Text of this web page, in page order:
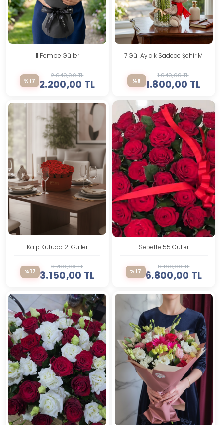
11 Pembe Güller
%17
2.640,00 TL
2.200,00 TL
7 Gül Ayıcık Sadece Şehir
%8
1.949,00 TL
1.800,00 TL
Kalp Kutuda 21 Güller
%17
3.780,00 TL
3.150,00 TL
Sepette 55 Güller
%17
8.160,00 TL
6.800,00 TL